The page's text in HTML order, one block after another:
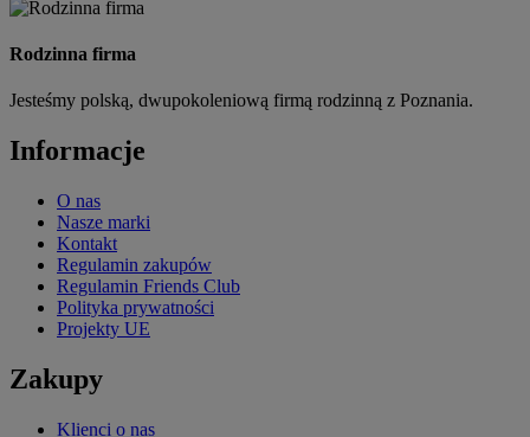
Rodzinna firma
Jesteśmy polską, dwupokoleniową firmą rodzinną z Poznania.
Informacje
O nas
Nasze marki
Kontakt
Regulamin zakupów
Regulamin Friends Club
Polityka prywatności
Projekty UE
Zakupy
Klienci o nas